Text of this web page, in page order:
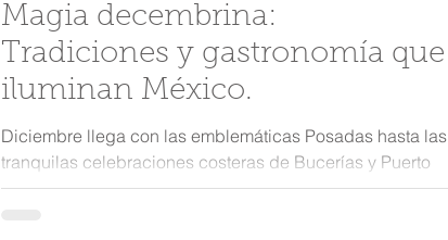
Magia decembrina:
Tradiciones y gastronomía que
iluminan México.
Diciembre llega con las emblemáticas Posadas hasta las
tranquilas celebraciones costeras de Bucerías y Puerto
Vallarta, cada rincón del país